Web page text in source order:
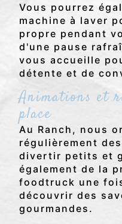
Vous pourrez
machine à laver
propre pendant
d'une pause
vous accueille
détente et de
Animations et
place
Au Ranch, nous
régulièrement
divertir petits et
également de la
foodtruck une
découvrir des
gourmandes.